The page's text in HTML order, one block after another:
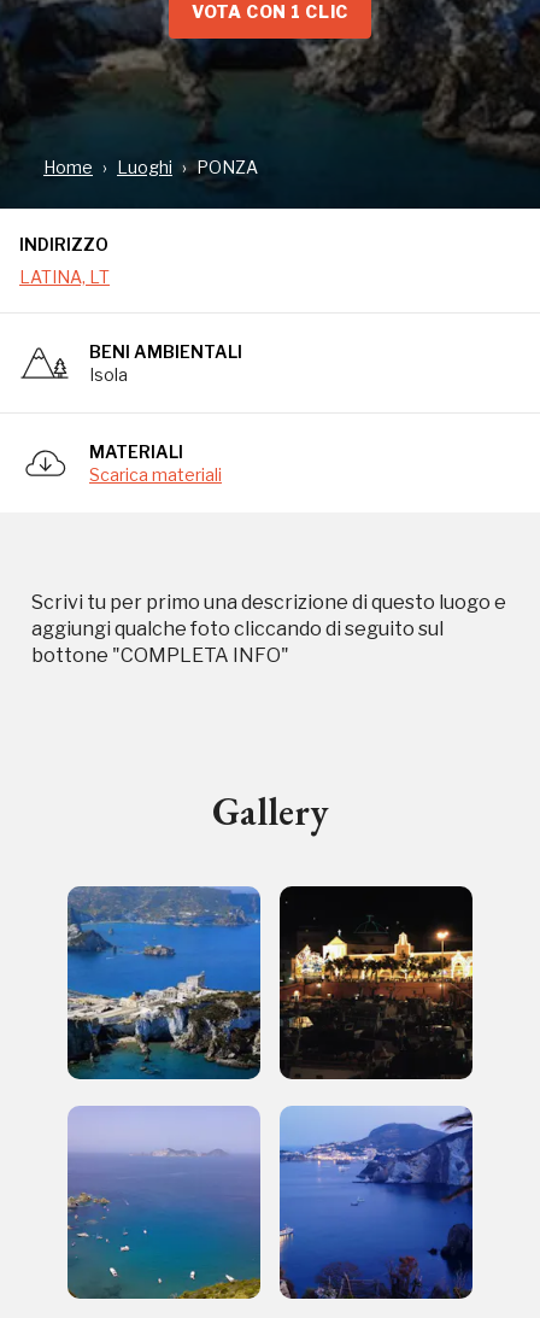
VOTA CON 1 CLIC
Home Luoghi PONZA
INDIRIZZO
LATINA, LT
BENI AMBIENTALI
Isola
MATERIALI
Scarica materiali
Scrivi tu per primo una descrizione di questo luogo e
aggiungi qualche foto cliccando di seguito sul
bottone "COMPLETA INFO"
Gallery
INDIRIZZO
LATINA, LT
Campagne in corso in questo
I Luoghi del Cuore
Storico campagne in questo
I Luoghi del Cuore
2014, 2016, 2018, 2020, 2022
Registrati alla newsletter
Accedi alle informazioni per te più interessanti,
a quelle inerenti i luoghi più vicini e gli eventi
organizzati